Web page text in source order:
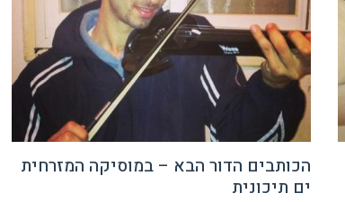
הכותבים הדור הבא – במוסיקה המזרחית
ים תיכונית